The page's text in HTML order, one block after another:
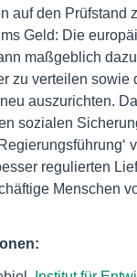
auf den Prüfstand
Geld: Die
maßgeblich
zu verteilen sowie
auszurichten.
sozialen
regulierten
Menschen